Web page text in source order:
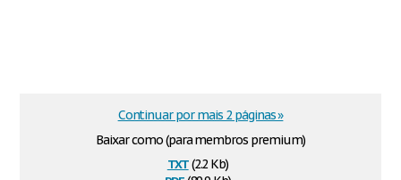
Baixar como (para membros premium)
txt(2.2 Kb)
Continuar por mais 2 páginas »